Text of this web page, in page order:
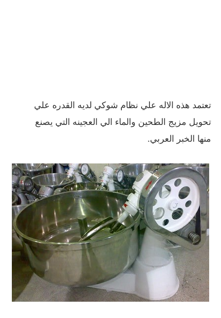
تعتمد هذه الاله علي نظام شوكي لديه القدره علي
تحويل مزيج الطحين والماء الي العجينه التي يصنع
منها الخبر العربي.